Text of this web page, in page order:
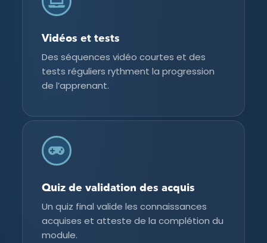
Vidéos et tests
Des séquences vidéo courtes et des
tests réguliers rythment la progression
de l’apprenant.
Quiz de validation des acquis
Un quiz final valide les connaissances
acquises et atteste de la complétion du
module.